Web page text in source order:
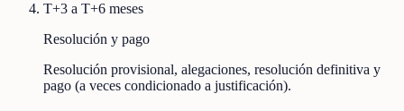
T+3 a T+6 meses
Resolución y pago
Resolución provisional, alegaciones, resolución definitiva y
pago (a veces condicionado a justificación).